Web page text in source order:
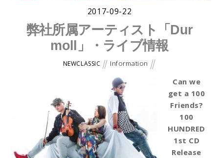
2017-09-22
弊社所属アーティスト「Dur
moll」・ライブ情報
NEWCLASSIC Information
Can we
get a 100
Friends?
100
HUNDRED
1st CD
Release